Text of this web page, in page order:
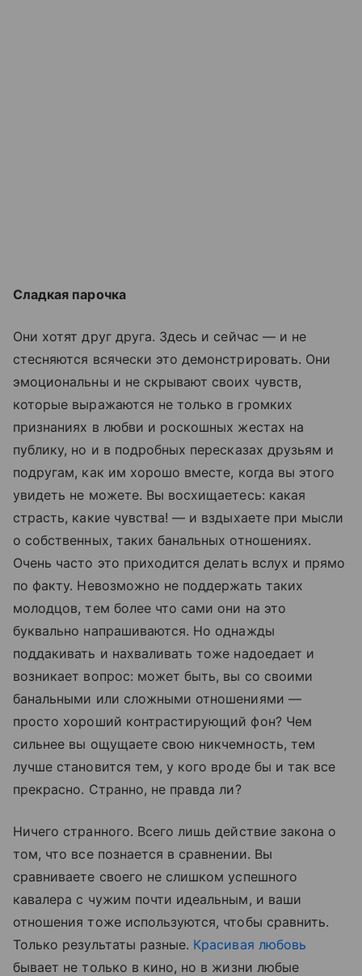
Сладкая парочка
Они хотят друг друга. Здесь и сейчас — и не
стесняются всячески это демонстрировать. Они
эмоциональны и не скрывают своих чувств,
которые выражаются не только в громких
признаниях в любви и роскошных жестах на
публику, но и в подробных пересказах друзьям и
подругам, как им хорошо вместе, когда вы этого
увидеть не можете. Вы восхищаетесь: какая
страсть, какие чувства! — и вздыхаете при мысли
о собственных, таких банальных отношениях.
Очень часто это приходится делать вслух и прямо
по факту. Невозможно не поддержать таких
молодцов, тем более что сами они на это
буквально напрашиваются. Но однажды
поддакивать и нахваливать тоже надоедает и
возникает вопрос: может быть, вы со своими
банальными или сложными отношениями —
просто хороший контрастирующий фон? Чем
сильнее вы ощущаете свою никчемность, тем
лучше становится тем, у кого вроде бы и так все
прекрасно. Странно, не правда ли?
Ничего странного. Всего лишь действие закона о
том, что все познается в сравнении. Вы
сравниваете своего не слишком успешного
кавалера с чужим почти идеальным, и ваши
отношения тоже используются, чтобы сравнить.
Только результаты разные. Красивая любовь
бывает не только в кино, но в жизни любые